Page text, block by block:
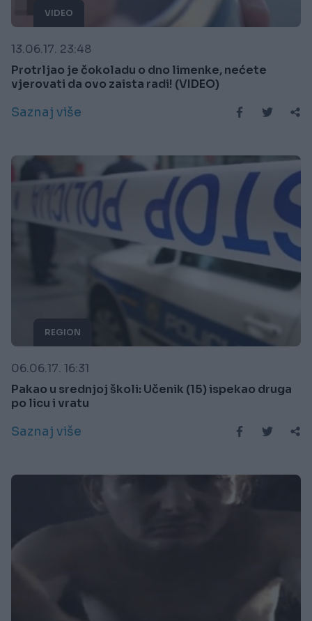
VIDEO
13.06.17. 23:48
Protrljao je čokoladu o dno limenke, nećete
vjerovati da ovo zaista radi! (VIDEO)
Saznaj više
REGION
06.06.17. 16:31
Pakao u srednjoj školi: Učenik (15) ispekao druga
po licu i vratu
Saznaj više